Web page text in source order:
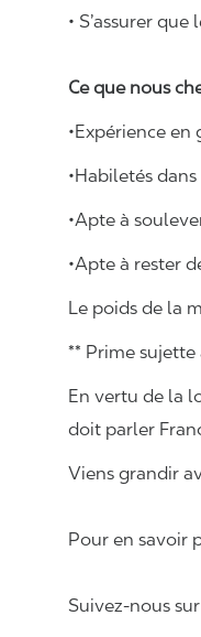
• S’assurer
Ce que nous
•Expérience
•Habiletés
•Apte à
•Apte à rester
Le poids de la
** Prime
En vertu de la
Viens grandir
Pour en savoir
Suivez-nous